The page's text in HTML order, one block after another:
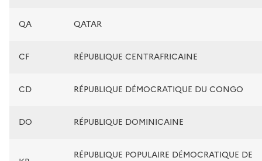
QA QATAR
CF RÉPUBLIQUE CENTRAFRICAINE
CD RÉPUBLIQUE DÉMOCRATIQUE DU CONGO
DO RÉPUBLIQUE DOMINICAINE
RÉPUBLIQUE POPULAIRE DÉMOCRATIQUE DE